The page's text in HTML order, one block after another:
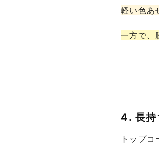
軽い色あ
一方で、
4. 長持
トップ